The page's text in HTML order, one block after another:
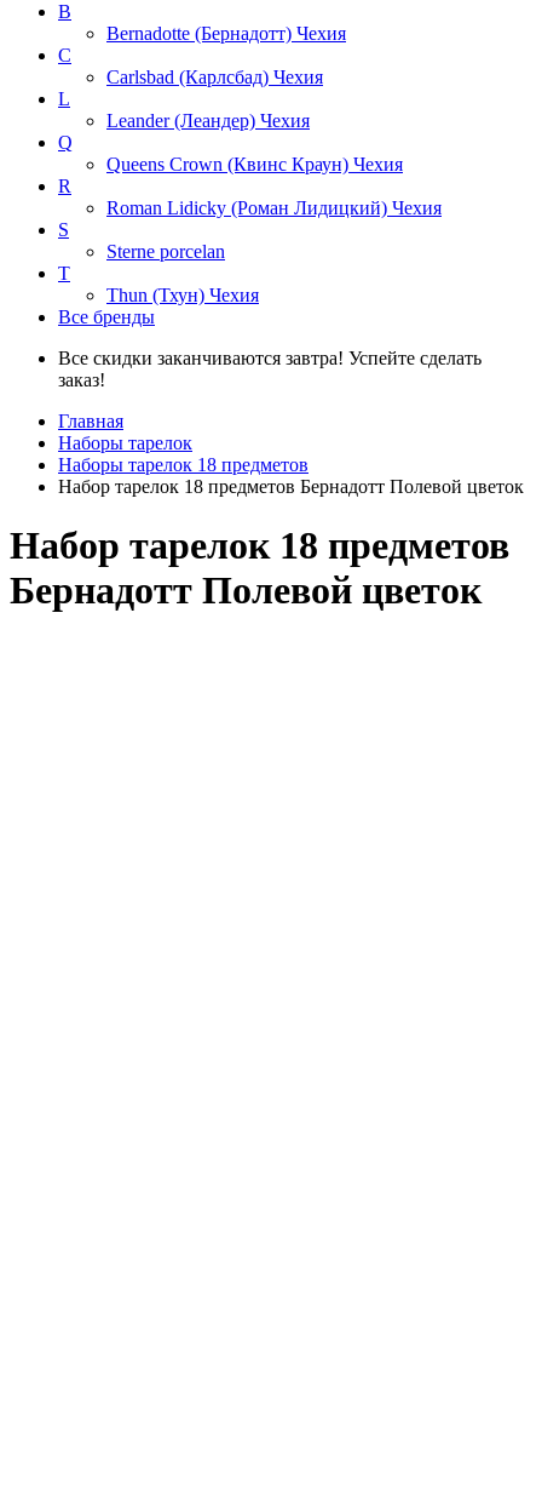
B
Bernadotte (Бернадотт) Чехия
C
Carlsbad (Карлсбад) Чехия
L
Leander (Леандер) Чехия
Q
Queens Crown (Квинс Краун) Чехия
R
Roman Lidicky (Роман Лидицкий) Чехия
S
Sterne porcelan
T
Thun (Тхун) Чехия
Все бренды
Все скидки заканчиваются завтра! Успейте сделать
заказ!
Главная
Наборы тарелок
Наборы тарелок 18 предметов
Набор тарелок 18 предметов Бернадотт Полевой цветок
Набор тарелок 18 предметов
Бернадотт Полевой цветок